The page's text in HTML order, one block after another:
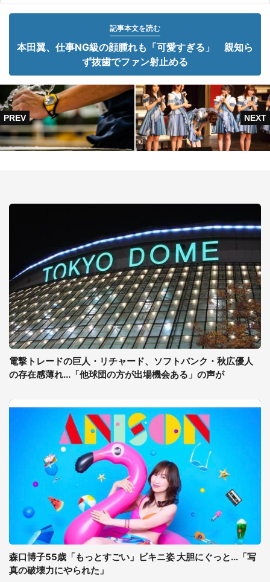
記事本文を読む
本田翼、仕事NG級の顔腫れも「可愛すぎる」 親知ら
ず抜歯でファン射止める
電撃トレードの巨人・リチャード、ソフトバンク・秋広優人
の存在感薄れ...「他球団の方が出場機会ある」の声が
森口博子55歳「もっとすごい」ビキニ姿 大胆にぐっと...「写
真の破壊力にやられた」